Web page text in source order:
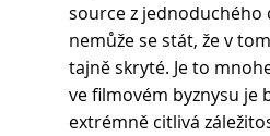
source z jednoduchého
nemůže se stát, že v
tajně skryté. Je to
ve filmovém byznysu je
extrémně citlivá